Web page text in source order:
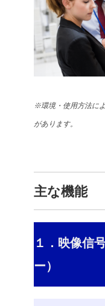
※環境・使用方法に
があります。
主な機能
１．映像信
ー）